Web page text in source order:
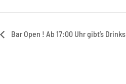
Bar Open ! Ab 17:00 Uhr gibt’s